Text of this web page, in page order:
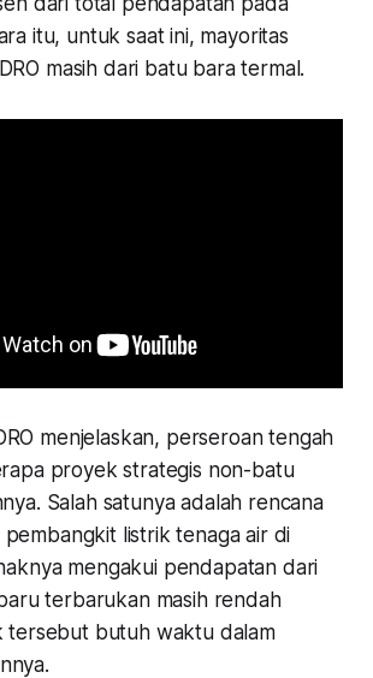
itu, untuk saat ini, mayoritas
masih dari batu bara termal.
menjelaskan, perseroan tengah
proyek strategis non-batu
Salah satunya adalah rencana
listrik tenaga air di
mengakui pendapatan dari
terbarukan masih rendah
tersebut butuh waktu dalam